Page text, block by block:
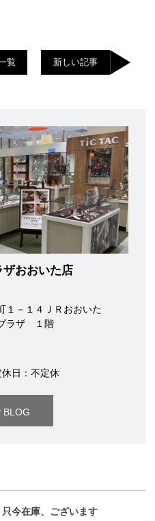
覧 新しい記事
おおいた店
１－１４ＪＲおおいた
ラザ １階
日：不定休
BLOG
今在庫、ございます